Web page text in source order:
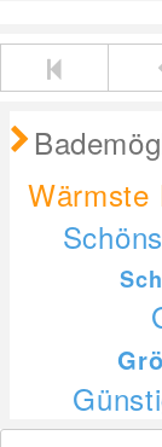
Wärmste